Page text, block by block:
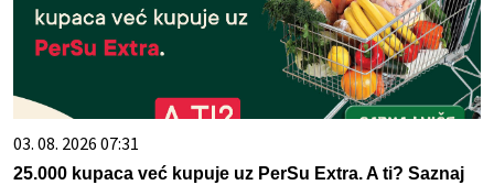
03. 08. 2026 07:31
25.000 kupaca već kupuje uz PerSu Extra. A ti? Saznaj